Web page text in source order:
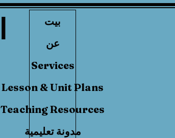
بيت
عن
Services
Lesson & Unit Plans
Teaching Resources
مدونة تعليمية